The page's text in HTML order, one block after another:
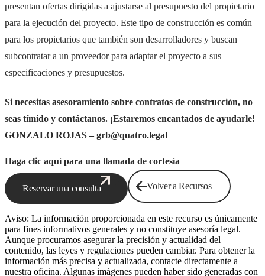
presentan ofertas dirigidas a ajustarse al presupuesto del propietario
para la ejecución del proyecto. Este tipo de construcción es común
para los propietarios que también son desarrolladores y buscan
subcontratar a un proveedor para adaptar el proyecto a sus
especificaciones y presupuestos.
Si necesitas asesoramiento sobre contratos de construcción, no
seas tímido y contáctanos. ¡Estaremos encantados de ayudarle!
GONZALO ROJAS –grb@quatro.legal
Haga clic aquí para una llamada de cortesía
Reservar una consulta Volver a Recursos
Aviso: La información proporcionada en este recurso es únicamente
para fines informativos generales y no constituye asesoría legal.
Aunque procuramos asegurar la precisión y actualidad del
contenido, las leyes y regulaciones pueden cambiar. Para obtener la
información más precisa y actualizada, contacte directamente a
nuestra oficina. Algunas imágenes pueden haber sido generadas con